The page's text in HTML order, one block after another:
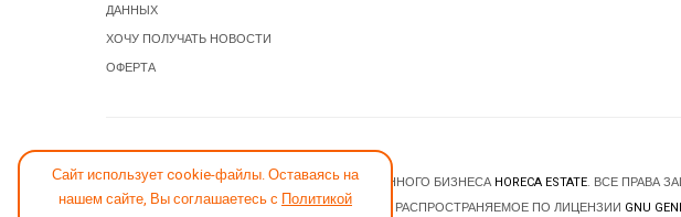
Сайт использует cookie-файлы. Оставаясь на
нашем сайте, Вы соглашаетесь с Политикой
ДАННЫХ
ХОЧУ ПОЛУЧАТЬ НОВОСТИ
ОФЕРТА
© 2026 НОВОСТИ ГОСТИНИЧНОГО И РЕСТОРАННОГО БИЗНЕСА HORECA ESTATE. ВСЕ ПРАВА
JOOMLA! CMS- ПРОГРАММНОЕ ОБЕСПЕЧЕНИЕ, РАСПРОСТРАНЯЕМОЕ ПО ЛИЦЕНЗИИ GNU